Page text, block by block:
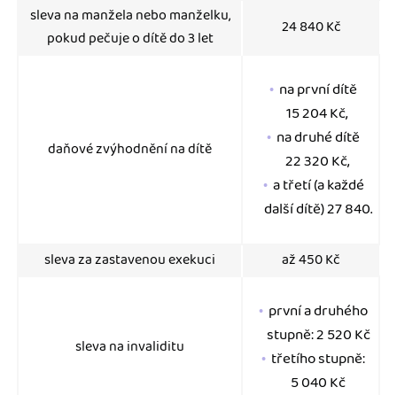
sleva na manžela nebo manželku,
pokud pečuje o dítě do 3 let
24 840 Kč
daňové zvýhodnění na dítě
na první dítě
15 204 Kč,
na druhé dítě
22 320 Kč,
a třetí (a každé
další dítě) 27 840.
sleva za zastavenou exekuci až 450 Kč
sleva na invaliditu
první a druhého
stupně: 2 520 Kč
třetího stupně:
5 040 Kč